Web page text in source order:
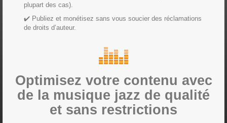
plupart des cas).
✔️ Publiez et monétisez sans vous soucier des réclamations
de droits d’auteur.
Optimisez votre contenu avec
de la musique jazz de qualité
et sans restrictions